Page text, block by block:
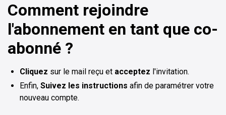
Comment rejoindre
l'abonnement en tant que co-
abonné ?
Cliquez sur le mail reçu et acceptez l'invitation.
Enfin, Suivez les instructions afin de paramétrer votre
nouveau compte.